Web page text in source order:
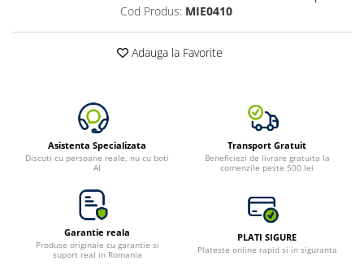
Cod Produs: MIE0410
Adauga la Favorite
Asistenta Specializata
Discuti cu persoane reale, nu cu boti
AI
Transport Gratuit
Beneficiezi de livrare gratuita la
comenzile peste 500 lei
Garantie reala
Produse originale cu garantie si
suport real in Romania
PLATI SIGURE
Plateste online rapid si in siguranta